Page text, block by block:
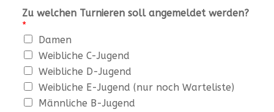
Zu welchen Turnieren soll angemeldet werden?
*
Damen
Weibliche C-Jugend
Weibliche D-Jugend
Weibliche E-Jugend (nur noch Warteliste)
Männliche B-Jugend